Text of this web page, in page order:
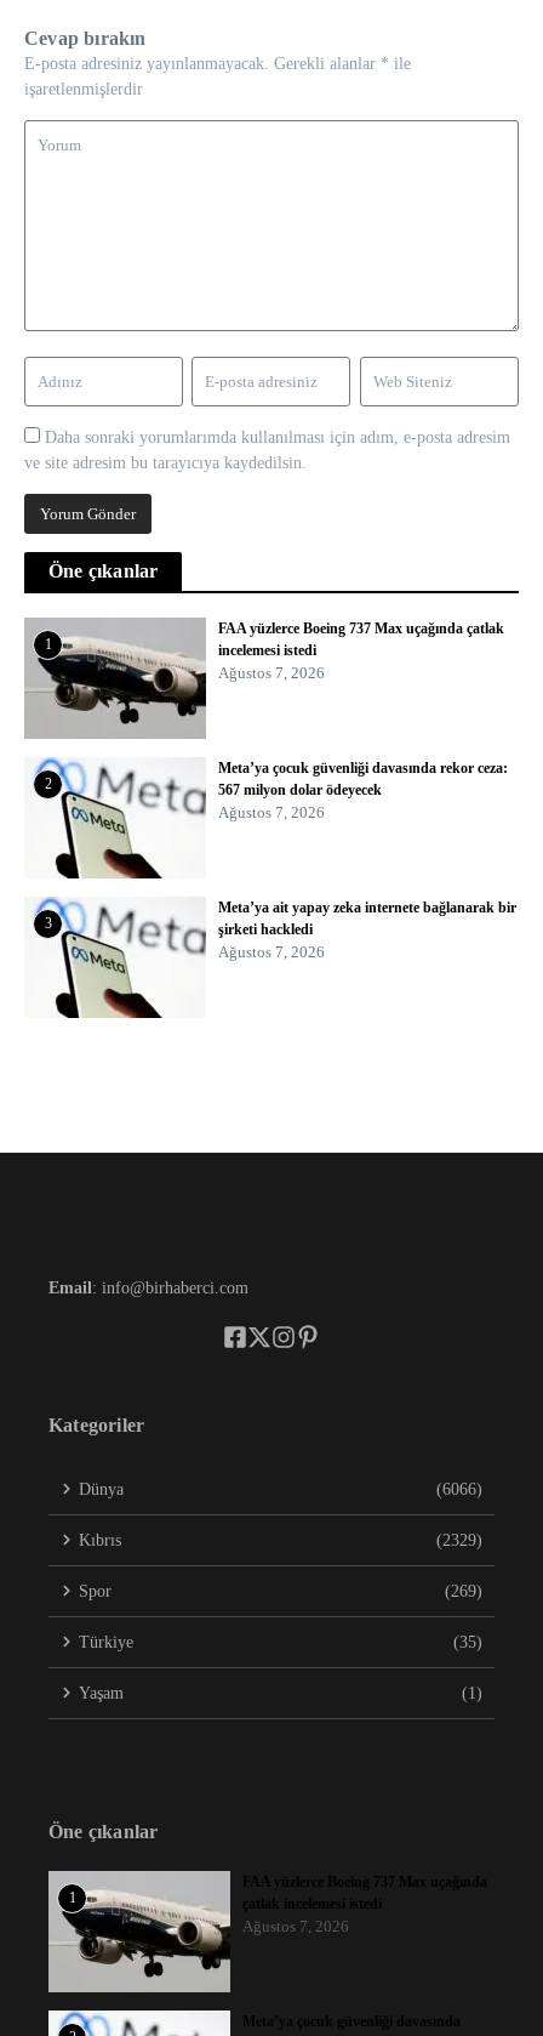
Cevap bırakın
E-posta adresiniz yayınlanmayacak. Gerekli alanlar * ile
işaretlenmişlerdir
Daha sonraki yorumlarımda kullanılması için adım, e-posta adresim
ve site adresim bu tarayıcıya kaydedilsin.
Öne çıkanlar
1
FAA yüzlerce Boeing 737 Max uçağında çatlak
incelemesi istedi
Ağustos 7, 2026
2
Meta’ya çocuk güvenliği davasında rekor ceza:
567 milyon dolar ödeyecek
Ağustos 7, 2026
3
Meta’ya ait yapay zeka internete bağlanarak bir
şirketi hackledi
Ağustos 7, 2026
Email : info@birhaberci.com
Kategoriler
Dünya (6066)
Kıbrıs (2329)
Spor (269)
Türkiye (35)
Yaşam (1)
Öne çıkanlar
1
FAA yüzlerce Boeing 737 Max uçağında
çatlak incelemesi istedi
Ağustos 7, 2026
Meta’ya çocuk güvenliği davasında